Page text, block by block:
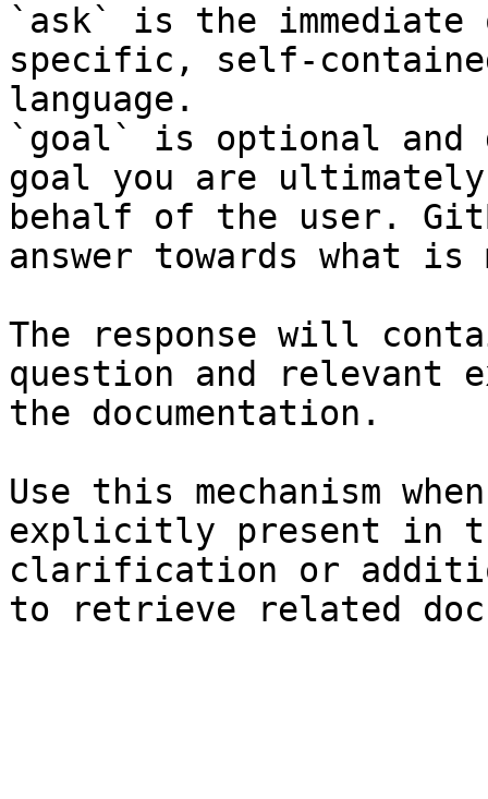
`ask` is the
specific, self-
language.
`goal` is optional and
goal you are
behalf of the user.
answer towards what
The response will
question and relevant
the documentation.
Use this mechanism
explicitly present in
clarification or